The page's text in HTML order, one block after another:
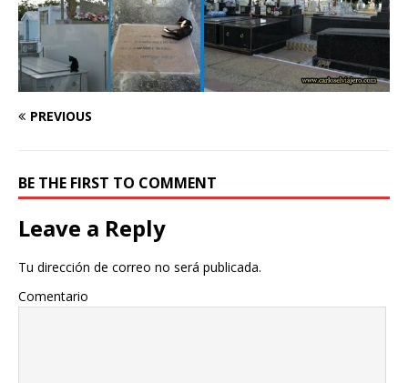
PREVIOUS
BE THE FIRST TO COMMENT
Leave a Reply
Tu dirección de correo no será publicada.
Comentario